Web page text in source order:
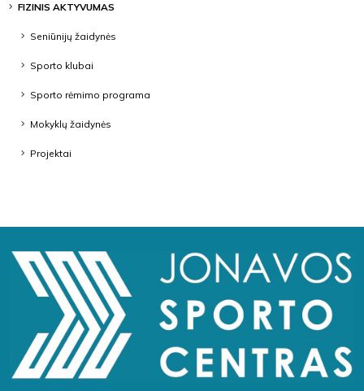
FIZINIS AKTYVUMAS
Seniūnijų žaidynės
Sporto klubai
Sporto rėmimo programa
Mokyklų žaidynės
Projektai